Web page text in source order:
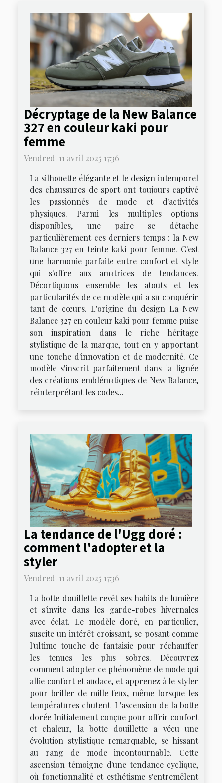
Décryptage de la New Balance
327 en couleur kaki pour
femme
Vendredi 11 avril 2025 17:36
La silhouette élégante et le design intemporel
des chaussures de sport ont toujours captivé
les passionnés de mode et d'activités
physiques. Parmi les multiples options
disponibles, une paire se détache
particulièrement ces derniers temps : la New
Balance 327 en teinte kaki pour femme. C'est
une harmonie parfaite entre confort et style
qui s'offre aux amatrices de tendances.
Décortiquons ensemble les atouts et les
particularités de ce modèle qui a su conquérir
tant de cœurs. L'origine du design La New
Balance 327 en couleur kaki pour femme puise
son inspiration dans le riche héritage
stylistique de la marque, tout en y apportant
une touche d'innovation et de modernité. Ce
modèle s'inscrit parfaitement dans la lignée
des créations emblématiques de New Balance,
réinterprétant les codes...
La tendance de l'Ugg doré :
comment l'adopter et la
styler
Vendredi 11 avril 2025 17:36
La botte douillette revêt ses habits de lumière
et s'invite dans les garde-robes hivernales
avec éclat. Le modèle doré, en particulier,
suscite un intérêt croissant, se posant comme
l'ultime touche de fantaisie pour réchauffer
les tenues les plus sobres. Découvrez
comment adopter ce phénomène de mode qui
allie confort et audace, et apprenez à le styler
pour briller de mille feux, même lorsque les
températures chutent. L'ascension de la botte
dorée Initialement conçue pour offrir confort
et chaleur, la botte douillette a vécu une
évolution stylistique remarquable, se hissant
au rang de mode incontournable. Cette
ascension témoigne d'une tendance cyclique,
où fonctionnalité et esthétisme s'entremêlent